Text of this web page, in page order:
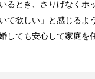
るとき、さりげなくホ
て欲しい」と感じるよ
しても安心して家庭を